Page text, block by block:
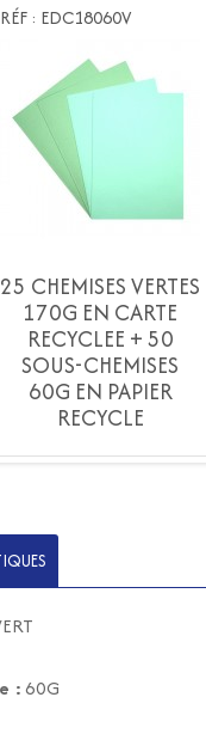
RÉF : EDC18060V
25 CHEMISES VERTES
170G EN CARTE
RECYCLEE + 50
SOUS-CHEMISES
60G EN PAPIER
RECYCLE
:60G